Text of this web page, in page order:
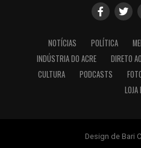
NOTÍCIAS POLÍTICA
INDÚSTRIA DO ACRE
DIRETO
CULTURA
PODCASTS
LOJA
Design de Bari